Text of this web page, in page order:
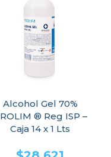
Alcohol Gel 70%
® Reg ISP –
Caja 14 x 1 Lts